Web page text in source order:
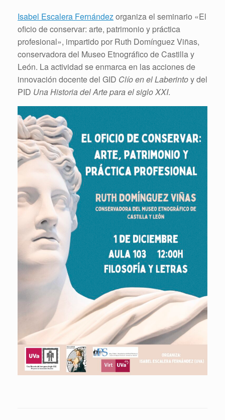
Isabel Escalera Fernándezorganiza el seminario «El
oficio de conservar: arte, patrimonio y práctica
profesional», impartido por Ruth Domínguez Viñas,
conservadora del Museo Etnográfico de Castilla y
León. La actividad se enmarca en las acciones de
innovación docente del GID Clío en el Laberintoy del
PID Una Historia del Arte para el siglo XXI.